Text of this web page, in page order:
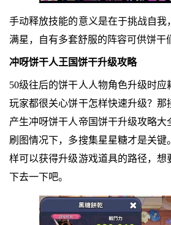
手动释放技能的意义是在于挑战自我
满星，自有多套舒服的阵容可供饼干
冲呀饼干人王国饼干升级攻略
50级往后的饼干人人物角色升级时
玩家都很关心饼干怎样快速升级？那
产生冲呀饼干人帝国饼干升级攻略大
刷图情况下，多搜集星星糖才是关键
样可以获得升级游戏道具的路径，想
下去一下吧。